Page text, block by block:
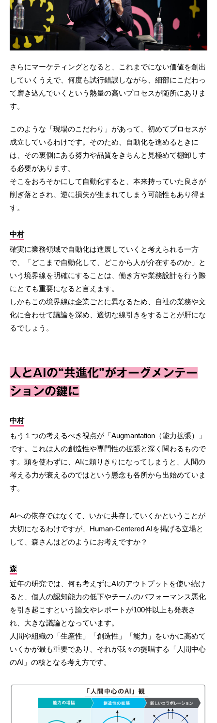
さらにマーケティングとなると、これまでにない価値を創出
していくうえで、何度も試行錯誤しながら、細部にこだわっ
て磨き込んでいくという熱量の高いプロセスが随所にありま
す。
このような「現場のこだわり」があって、初めてプロセスが
成立しているわけです。そのため、自動化を進めるときに
は、その裏側にある努力や品質をきちんと見極めて棚卸しす
る必要があります。
そこをおろそかにして自動化すると、本来持っていた良さが
削ぎ落とされ、逆に損失が生まれてしまう可能性もあり得ま
す。
中村
確実に業務領域で自動化は進展していくと考えられる一方
で、「どこまで自動化して、どこから人が介在するのか」と
いう境界線を明確にすることは、働き方や業務設計を行う際
にとても重要になると言えます。
しかもこの境界線は企業ごとに異なるため、自社の業務や文
化に合わせて議論を深め、適切な線引きをすることが肝にな
るでしょう。
人とAIの“共進化”がオーグメンテー
ションの鍵に
中村
もう１つの考えるべき視点が「Augmantation（能力拡張）」
です。これは人の創造性や専門性の拡張と深く関わるもので
す。頭を使わずに、AIに頼りきりになってしまうと、人間の
考える力が衰えるのではという懸念も各所から出始めていま
す。
AIへの依存ではなくて、いかに共存していくかということが
大切になるわけですが、Human-Centered AIを掲げる立場と
して、森さんはどのようにお考えですか？
森
近年の研究では、何も考えずにAIのアウトプットを使い続け
ると、個人の認知能力の低下やチームのパフォーマンス悪化
を引き起こすという論文やレポートが100件以上も発表さ
れ、大きな議論となっています。
人間や組織の「生産性」「創造性」「能力」をいかに高めて
いくかが最も重要であり、それが我々の提唱する「人間中心
のAI」の核となる考え方です。